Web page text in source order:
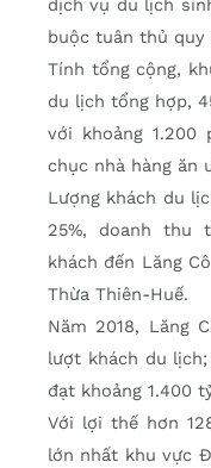
dịch vụ du lịch
buộc tuân thủ quy
Tính tổng cộng,
du lịch tổng hợp,
với khoảng 1.200
chục nhà hàng ăn
Lượng khách du
25%, doanh thu
khách đến Lăng
Thừa Thiên-Huế.
Năm 2018, Lăng
lượt khách du
đạt khoảng 1.400
Với lợi thế hơn
lớn nhất khu vực